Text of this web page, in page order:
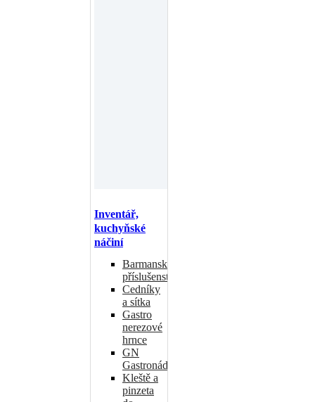
Inventář,
kuchyňské
náčiní
Barmanské
příslušenství
Cedníky
a sítka
Gastro
nerezové
hrnce
GN
Gastronádoby
Kleště a
pinzeta